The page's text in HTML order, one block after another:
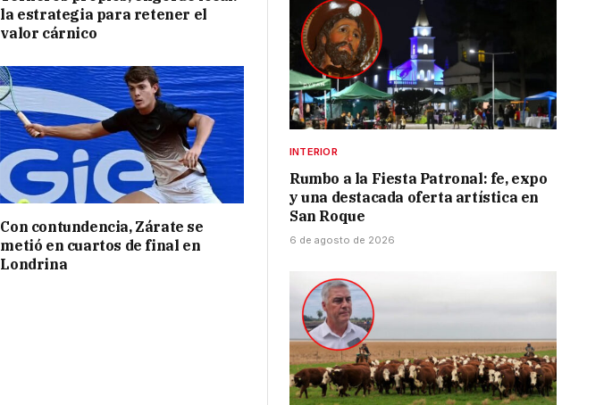
la estrategia para retener el
valor cárnico
Con contundencia, Zárate se
metió en cuartos de final en
Londrina
INTERIOR
Rumbo a la Fiesta Patronal: fe, expo
y una destacada oferta artística en
San Roque
6 de agosto de 2026